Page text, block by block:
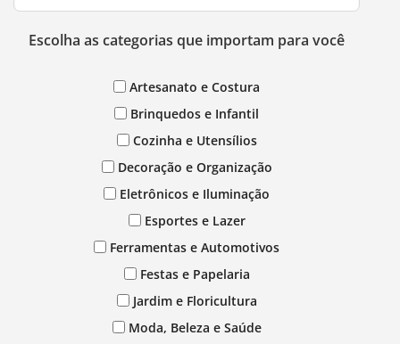
Escolha as categorias que importam para você
Artesanato e Costura
Brinquedos e Infantil
Cozinha e Utensílios
Decoração e Organização
Eletrônicos e Iluminação
Esportes e Lazer
Ferramentas e Automotivos
Festas e Papelaria
Jardim e Floricultura
Moda, Beleza e Saúde